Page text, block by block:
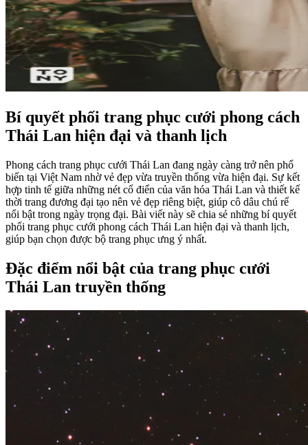
Bí quyết phối trang phục cưới phong cách
Thái Lan hiện đại và thanh lịch
Phong cách trang phục cưới Thái Lan đang ngày càng trở nên phổ
biến tại Việt Nam nhờ vẻ đẹp vừa truyền thống vừa hiện đại. Sự kết
hợp tinh tế giữa những nét cổ điển của văn hóa Thái Lan và thiết kế
thời trang đương đại tạo nên vẻ đẹp riêng biệt, giúp cô dâu chú rể
nổi bật trong ngày trọng đại. Bài viết này sẽ chia sẻ những bí quyết
phối trang phục cưới phong cách Thái Lan hiện đại và thanh lịch,
giúp bạn chọn được bộ trang phục ưng ý nhất.
Đặc điểm nổi bật của trang phục cưới
Thái Lan truyền thống